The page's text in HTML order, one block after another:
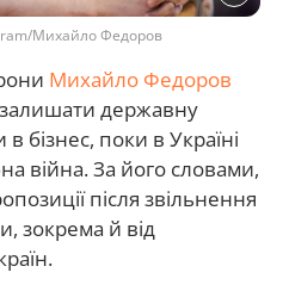
Михайло Федоров
Михайло Федоров
державну
бізнес, поки в Україні
війна. За його словами,
після звільнення
зокрема й від